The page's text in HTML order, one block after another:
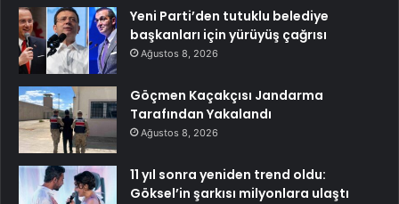
Yeni Parti’den tutuklu belediye
başkanları için yürüyüş çağrısı
Ağustos 8, 2026
Göçmen Kaçakçısı Jandarma
Tarafından Yakalandı
Ağustos 8, 2026
11 yıl sonra yeniden trend oldu:
Göksel’in şarkısı milyonlara ulaştı